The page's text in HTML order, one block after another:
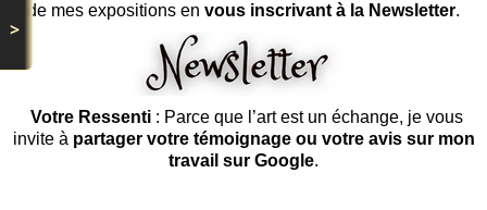
>
de mes expositions en vous inscrivant à la Newsletter.
Votre Ressenti: Parce que l’art est un échange, je vous
invite à partager votre témoignage ou votre avis sur mon
travail sur Google.